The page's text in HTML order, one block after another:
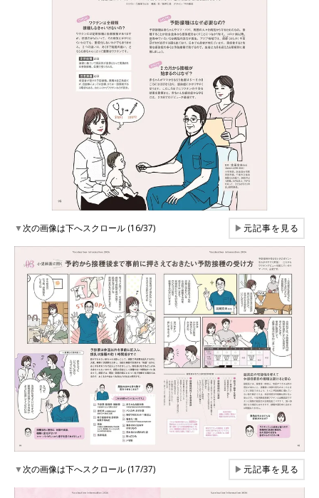
▼次の画像は下へスクロール (16/37) ▶元記事を見る
▼次の画像は下へスクロール (17/37) ▶元記事を見る